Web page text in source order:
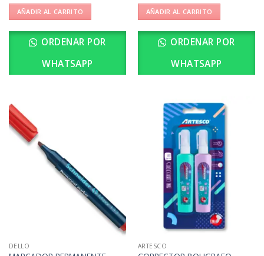
AÑADIR AL CARRITO
ORDENAR POR
WHATSAPP
AÑADIR AL CARRITO
ORDENAR POR
WHATSAPP
DELLO ARTESCO